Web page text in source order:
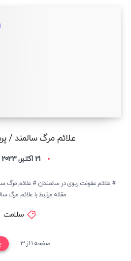
علائم مرگ سالمند /
21 اکتبر, 2023
# علائم عفونت ریوی در سالمندان # علائم مرگ
مقاله مرتبط با علائم مرگ
سلامت
صفحه 1 از 3